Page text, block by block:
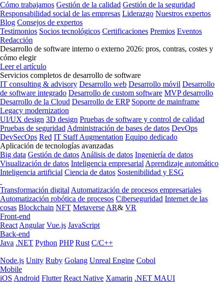
Cómo trabajamos Gestión de la calidad Gestión de la seguridad
Responsabilidad social de las empresas Liderazgo Nuestros expertos
Blog Consejos de expertos
Testimonios Socios tecnológicos Certificaciones Premios Eventos
Redacción
Desarrollo de software interno o externo 2026: pros, contras, costes y
cómo elegir
Leer el artículo
Servicios completos de desarrollo de software
IT consulting & advisory Desarrollo web Desarrollo móvil Desarrollo
de software integrado Desarrollo de custom software MVP desarrollo
Desarrollo de la Cloud Desarrollo de ERP Soporte de mainframe
Legacy modernization
UI/UX design 3D design Pruebas de software y control de calidad
Pruebas de seguridad Administración de bases de datos DevOps
DevSecOps Red IT Staff Augmentation Equipo dedicado
Aplicación de tecnologías avanzadas
Big data Gestión de datos Análisis de datos Ingeniería de datos
Visualización de datos Inteligencia empresarial Aprendizaje automático
Inteligencia artificial Ciencia de datos Sostenibilidad y ESG
Transformación digital Automatización de procesos empresariales
Automatización robótica de procesos Ciberseguridad Internet de las
cosas Blockchain NFT Metaverse AR& VR
Front-end
React Angular Vue.js JavaScript
Back-end
Java .NET Python PHP Rust C/C++
Node.js Unity Ruby Golang Unreal Engine Cobol
Mobile
iOS Android Flutter React Native Xamarin .NET MAUI